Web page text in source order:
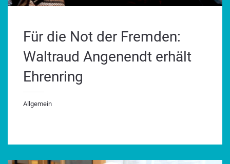
Für die Not der Fremden:
Waltraud Angenendt erhält
Ehrenring
Allgemein